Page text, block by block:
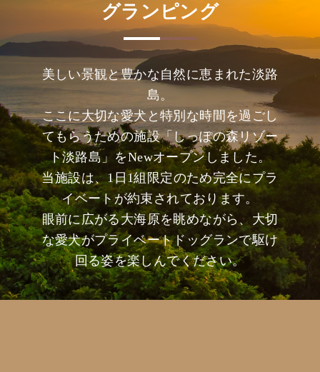
グランピング
美しい景観と豊かな自然に恵まれた淡路
島。
ここに大切な愛犬と特別な時間を過ごし
てもらうための施設「しっぽの森リゾー
ト淡路島」をNewオープンしました。
当施設は、1日1組限定のため完全にプラ
イベートが約束されております。
眼前に広がる大海原を眺めながら、大切
な愛犬がプライベートドッグランで駆け
回る姿を楽しんでください。